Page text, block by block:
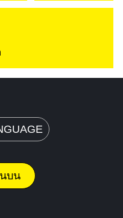
บน